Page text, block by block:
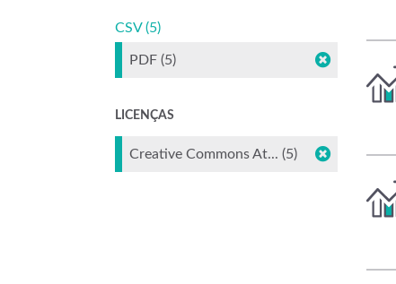
CSV (5)
PDF (5)
LICENÇAS
Creative Commons At... (5)